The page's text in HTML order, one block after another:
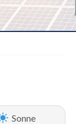
Sonne